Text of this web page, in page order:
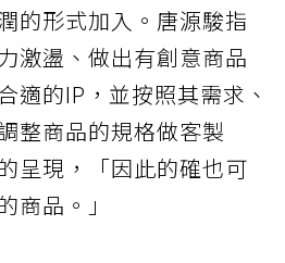
的形式加入。唐源駿指
激盪、做出有創意商品
適的IP，並按照其需求、
整商品的規格做客製
呈現，「因此的確也可
商品。」